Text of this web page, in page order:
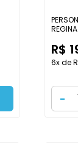
R$
6x de
-